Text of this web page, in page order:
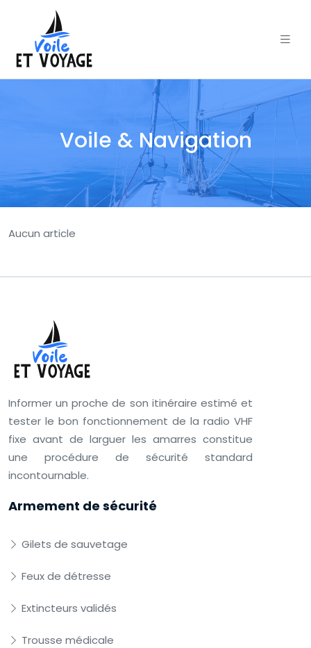
Voile & Navigation
Aucun article
Informer un proche de son itinéraire estimé et
tester le bon fonctionnement de la radio VHF
fixe avant de larguer les amarres constitue
une procédure de sécurité standard
incontournable.
Armement de sécurité
Gilets de sauvetage
Feux de détresse
Extincteurs validés
Trousse médicale